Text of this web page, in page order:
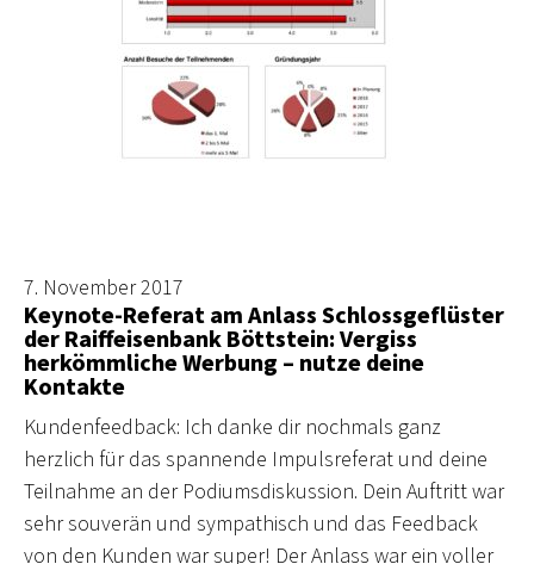
7. November 2017
Keynote-Referat am Anlass Schlossgeflüster
der Raiffeisenbank Böttstein: Vergiss
herkömmliche Werbung – nutze deine
Kontakte
Kundenfeedback: Ich danke dir nochmals ganz
herzlich für das spannende Impulsreferat und deine
Teilnahme an der Podiumsdiskussion. Dein Auftritt war
sehr souverän und sympathisch und das Feedback
von den Kunden war super! Der Anlass war ein voller